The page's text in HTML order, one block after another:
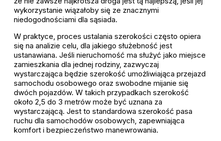
wykorzystanie wiązałoby się ze znacznymi
niedogodnościami dla sąsiada.
W praktyce, proces ustalania szerokości często opiera
się na analizie celu, dla jakiego służebność jest
ustanawiana. Jeśli nieruchomość ma służyć jako miejsce
zamieszkania dla jednej rodziny, zazwyczaj
wystarczająca będzie szerokość umożliwiająca przejazd
samochodu osobowego oraz swobodne mijanie się
dwóch pojazdów. W takich przypadkach szerokość
około 2,5 do 3 metrów może być uznana za
wystarczającą. Jest to standardowa szerokość pasa
ruchu dla samochodów osobowych, zapewniająca
komfort i bezpieczeństwo manewrowania.